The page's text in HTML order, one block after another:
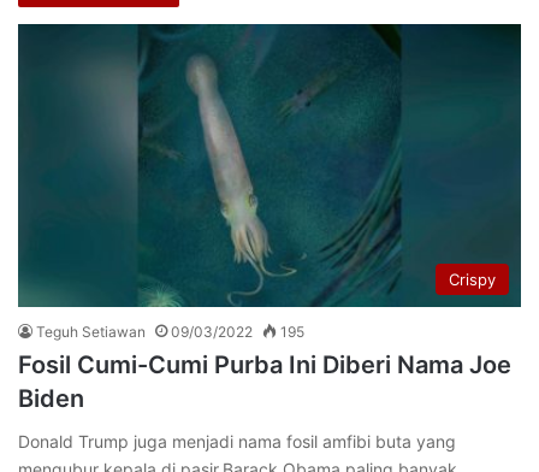
Crispy
Teguh Setiawan 09/03/2022 195
Fosil Cumi-Cumi Purba Ini Diberi Nama Joe
Biden
Donald Trump juga menjadi nama fosil amfibi buta yang